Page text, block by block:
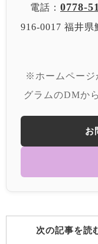
電話： 0778-
916-0017 福井県
※ホームページ
グラムのDMか
お
次の記事を読